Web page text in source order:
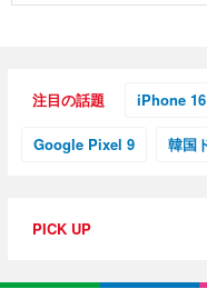
注目の話題 iPhone 16
Google Pixel 9 韓国
PICK UP